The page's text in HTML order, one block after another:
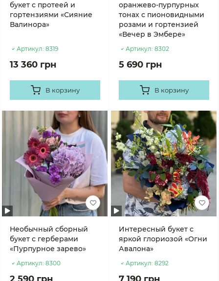
букет с протеей и
гортензиями «Сияние
Валинора»
Артикул: 8319
13 360 грн
В корзину
оранжево-пурпурных
тонах с пионовидными
розами и гортензией
«Вечер в Эмбере»
Артикул: 8302
5 690 грн
В корзину
Необычный сборный
букет с герберами
«Пурпурное зарево»
Артикул: 8300
Интересный букет с
яркой глориозой «Огни
Авалона»
Артикул: 8292